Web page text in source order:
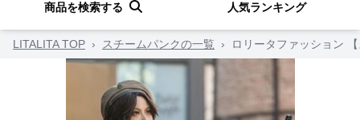
商品を検索する 人気ランキング
LITALITA TOP › スチームパンクの一覧 › ロリータファッション